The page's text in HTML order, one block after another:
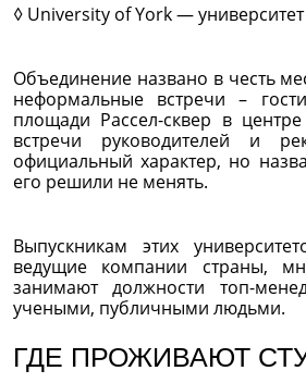
◊ University of York —
Объединение названо в честь
неформальные встречи –
площади Рассел-сквер в
встречи руководителей и
официальный характер, но
его решили не менять.
Выпускникам этих
ведущие компании страны,
занимают должности топ-
учеными, публичными людьми.
ГДЕ ПРОЖИВАЮТ